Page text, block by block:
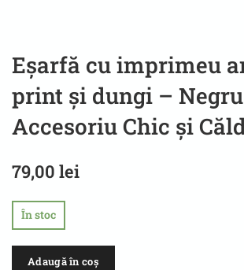
Eșarfă cu imprimeu
print și dungi – Negru
Accesoriu Chic și
79,00 lei
În stoc
Adaugă în coș